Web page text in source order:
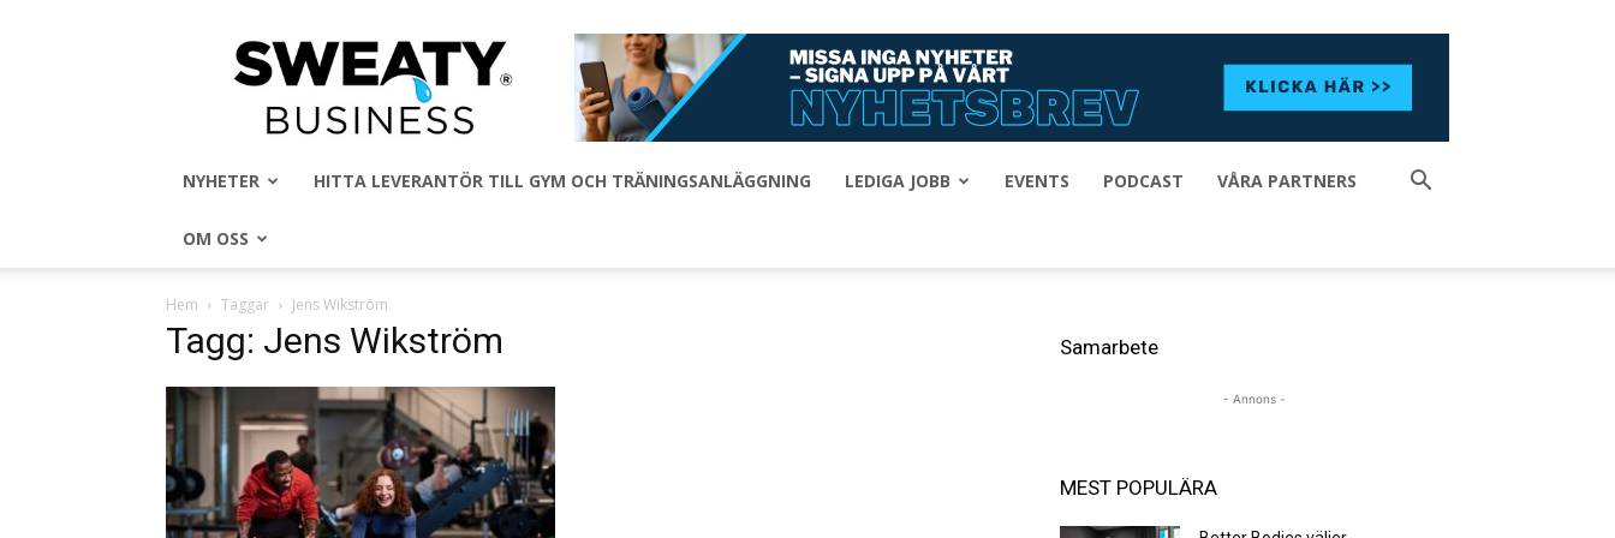
Sweaty
Business
NYHETER HITTA LEVERANTÖR TILL GYM OCH TRÄNINGSANLÄGGNING LEDIGA JOBB EVENTS PODCAST VÅRA PARTNERS
OM OSS
Hem Taggar Jens Wikström
Tagg: Jens Wikström Samarbete
- Annons -
MEST POPULÄRA